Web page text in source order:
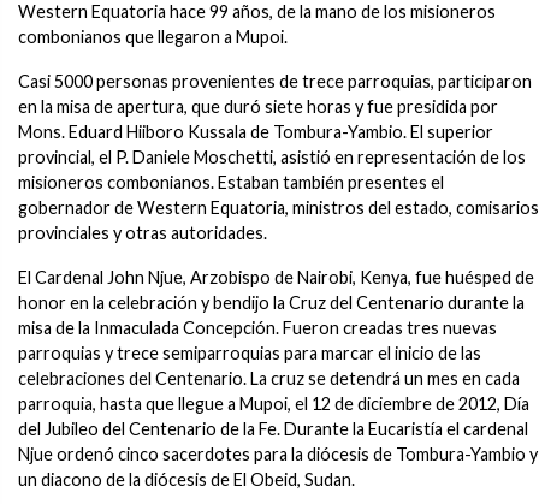
Western Equatoria hace 99 años, de la mano de los misioneros
combonianos que llegaron a Mupoi.
Casi 5000 personas provenientes de trece parroquias, participaron
en la misa de apertura, que duró siete horas y fue presidida por
Mons. Eduard Hiiboro Kussala de Tombura-Yambio. El superior
provincial, el P. Daniele Moschetti, asistió en representación de los
misioneros combonianos. Estaban también presentes el
gobernador de Western Equatoria, ministros del estado, comisarios
provinciales y otras autoridades.
El Cardenal John Njue, Arzobispo de Nairobi, Kenya, fue huésped de
honor en la celebración y bendijo la Cruz del Centenario durante la
misa de la Inmaculada Concepción. Fueron creadas tres nuevas
parroquias y trece semiparroquias para marcar el inicio de las
celebraciones del Centenario. La cruz se detendrá un mes en cada
parroquia, hasta que llegue a Mupoi, el 12 de diciembre de 2012, Día
del Jubileo del Centenario de la Fe. Durante la Eucaristía el cardenal
Njue ordenó cinco sacerdotes para la diócesis de Tombura-Yambio y
un diacono de la diócesis de El Obeid, Sudan.